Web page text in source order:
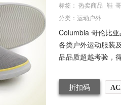
标签： 热卖商品 鞋
分类： 运动户外
Columbia 哥伦比
各类户外运动服装
品品质超越考验，
折扣码